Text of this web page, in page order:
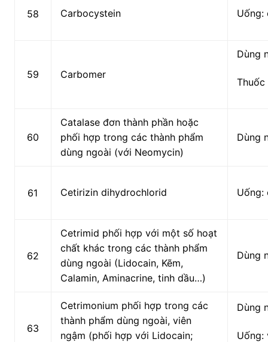
58 Carbocystein Uống:
59 Carbomer
Dùng
60
Catalase đơn thành phần hoặc
phối hợp trong các thành phẩm
dùng ngoài (với Neomycin)
Dùng
61 Cetirizin dihydrochlorid Uống:
62
Cetrimid phối hợp với một số hoạt
chất khác trong các thành phẩm
dùng ngoài (Lidocain, Kẽm,
Calamin, Aminacrine, tinh dầu…)
Dùng
63
Cetrimonium phối hợp trong các
thành phẩm dùng ngoài, viên
ngậm (phối hợp với Lidocain;
Dùng
Uống: